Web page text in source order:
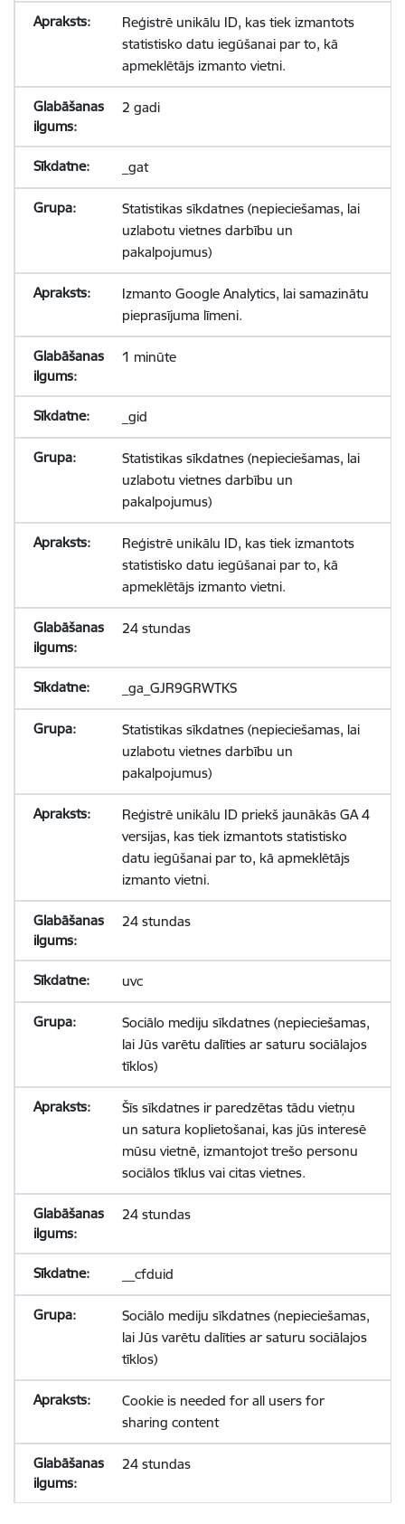
Reģistrē unikālu ID, kas tiek izmantots
statistisko datu iegūšanai par to, kā
apmeklētājs izmanto vietni.
2 gadi
_gat
Statistikas sīkdatnes (nepieciešamas, lai
uzlabotu vietnes darbību un
pakalpojumus)
Izmanto Google Analytics, lai samazinātu
pieprasījuma līmeni.
1 minūte
_gid
Statistikas sīkdatnes (nepieciešamas, lai
uzlabotu vietnes darbību un
pakalpojumus)
Reģistrē unikālu ID, kas tiek izmantots
statistisko datu iegūšanai par to, kā
apmeklētājs izmanto vietni.
24 stundas
_ga_GJR9GRWTKS
Statistikas sīkdatnes (nepieciešamas, lai
uzlabotu vietnes darbību un
pakalpojumus)
Reģistrē unikālu ID priekš jaunākās GA 4
versijas, kas tiek izmantots statistisko
datu iegūšanai par to, kā apmeklētājs
izmanto vietni.
24 stundas
uvc
Sociālo mediju sīkdatnes (nepieciešamas,
lai Jūs varētu dalīties ar saturu sociālajos
tīklos)
Šīs sīkdatnes ir paredzētas tādu vietņu
un satura koplietošanai, kas jūs interesē
mūsu vietnē, izmantojot trešo personu
sociālos tīklus vai citas vietnes.
24 stundas
__cfduid
Sociālo mediju sīkdatnes (nepieciešamas,
lai Jūs varētu dalīties ar saturu sociālajos
tīklos)
Cookie is needed for all users for
sharing content
24 stundas